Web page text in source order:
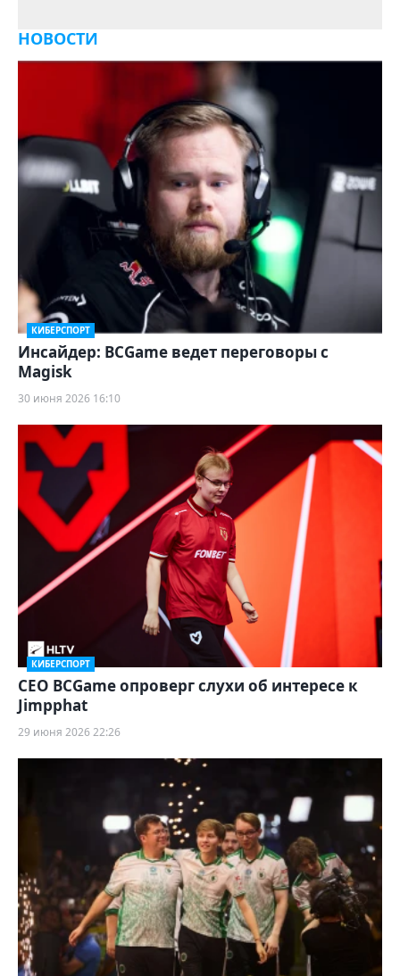
НОВОСТИ
КИБЕРСПОРТ
Инсайдер: BCGame ведет переговоры с
Magisk
30 июня 2026 16:10
КИБЕРСПОРТ
CEO BCGame опроверг слухи об интересе к
Jimpphat
29 июня 2026 22:26